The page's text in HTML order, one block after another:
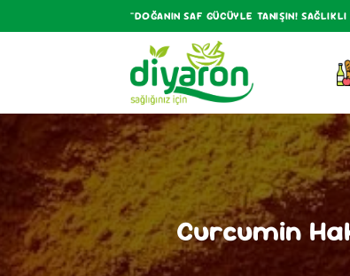
atla
"DOĞANIN SAF GÜCÜYLE TANIŞIN!
Curcumin